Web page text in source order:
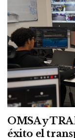
OMSA y
éxito el